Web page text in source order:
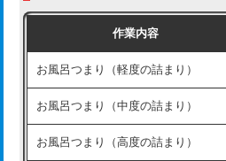
交換・取付（温水洗浄便座）
交換・取付(単水栓（壁付・デッキ
式）)
交換・取付(混合水栓（壁付・デッキ
式・ワンホール）)
作業内容
お風呂つまり（軽度の詰まり）
お風呂つまり（中度の詰まり）
お風呂つまり（高度の詰まり）